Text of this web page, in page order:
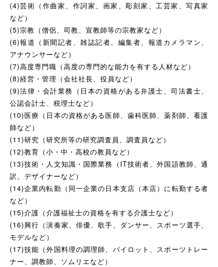
(4)芸術（作曲家、作詞家、画家、彫刻家、工芸家、写真家
など）
(5)宗教（僧侶、司教、宣教師等の宗教家など）
(6)報道（新聞記者、雑誌記者、編集者、報道カメラマン、
アナウンサーなど）
(7)高度専門職（高度の専門的な能力を有する人材など）
(8)経営・管理（会社社長、役員など）
(9)法律・会計業務（日本の資格がある弁護士、司法書士、
公認会計士、税理士など）
(10)医療（日本の資格がある医師、歯科医師、薬剤師、看護
師など）
(11)研究（研究所等の研究調査員、調査員など）
(12)教育（小・中・高校の教員など）
(13)技術・人文知識・国際業務（IT技術者、外国語教師、通
訳、デザイナーなど）
(14)企業内転勤（同一企業の日本支店（本店）に転勤する者
など）
(15)介護（介護福祉士の資格を有する介護士など）
(16)興行（演奏家、俳優、歌手、ダンサー、スポーツ選手、
モデルなど）
(17)技能（外国料理の調理師、パイロット、スポーツトレー
ナー、調教師、ソムリエなど）